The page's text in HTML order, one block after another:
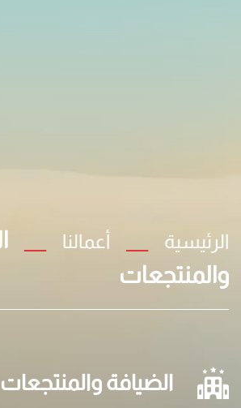
الرئيسية أعمالنا
والمنتجعات
الضيافة والمنتجعات